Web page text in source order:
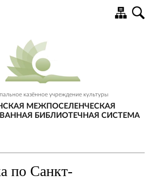
казённое учреждение культуры
МЕЖПОСЕЛЕНЧЕСКАЯ
БИБЛИОТЕЧНАЯ СИСТЕМА
по Санкт-